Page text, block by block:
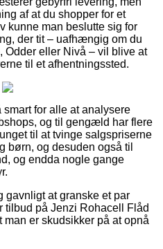
af at du shopper for et
kunne man beslutte sig for
der tit – uafhængig om du
eller Nivå – vil blive at
til et afhentningssted.
for alle at analysere
og til gengæld har flere
til at tvinge salgspriserne
børn, og desuden også til
og endda nogle gange
gavnligt at granske et par
tilbud på Jenzi Rohacell Flåd
er skudsikker på at opnå